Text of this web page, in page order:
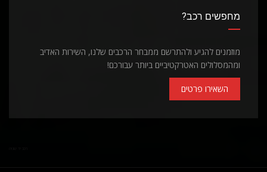
מחפשים רכב?
מוזמנים להגיע ולהתרשם ממבחר הרכבים שלנו, השירות האדיב
ומהמסלולים האטרקטיביים ביותר עבורכם!
השאירו פרטים